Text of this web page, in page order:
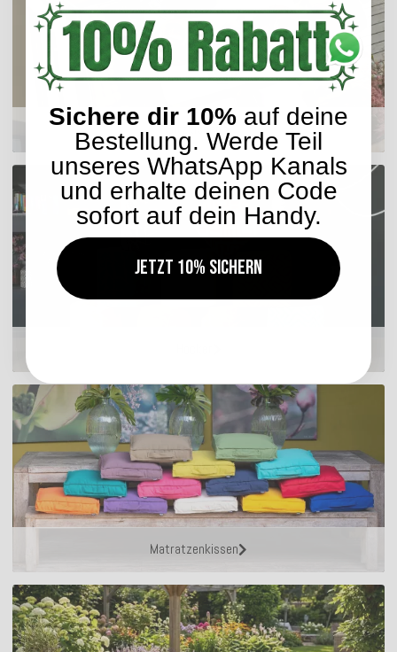
Sitzkissen
Matratzenkissen
Sichere dir 10% auf deine
Bestellung. Werde Teil
unseres WhatsApp Kanals
und erhalte deinen Code
sofort auf dein Handy.
Jetzt 10% sichern